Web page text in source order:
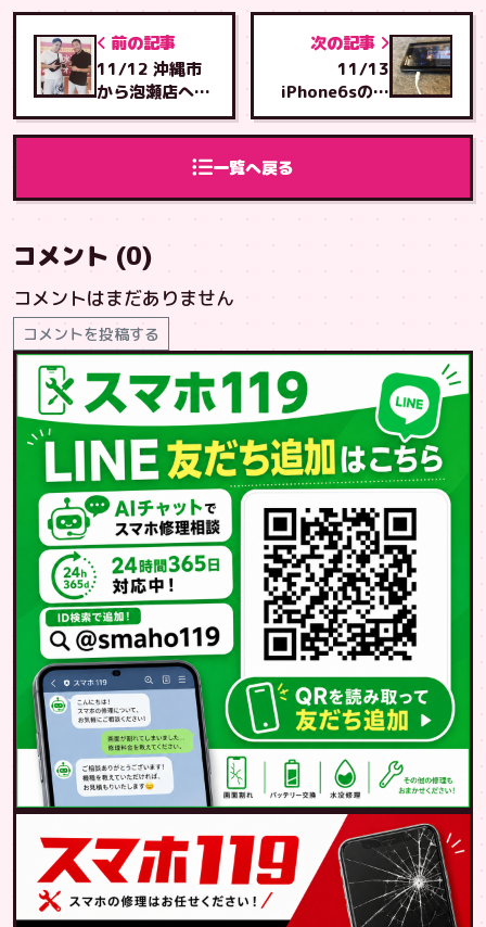
前の記事
11/12 沖縄市
から泡瀬店へ
iPhone6plusの
画面交換
一覧へ戻る
次の記事
11/13
iPhone6sの画
面修理・首里店
より
コメント (0)
コメントはまだありません
コメントを投稿する